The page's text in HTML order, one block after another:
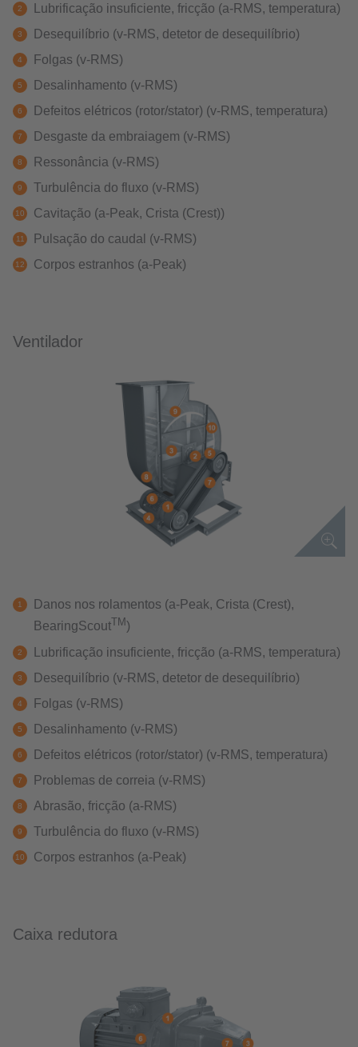
Lubrificação insuficiente, fricção (a-RMS, temperatura)
Desequilíbrio (v-RMS, detetor de desequilíbrio)
Folgas (v-RMS)
Desalinhamento (v-RMS)
Defeitos elétricos (rotor/stator) (v-RMS, temperatura)
Desgaste da embraiagem (v-RMS)
Ressonância (v-RMS)
Turbulência do fluxo (v-RMS)
Cavitação (a-Peak, Crista (Crest))
Pulsação do caudal (v-RMS)
Corpos estranhos (a-Peak)
Ventilador
Danos nos rolamentos (a-Peak, Crista (Crest),
BearingScoutTM )
Lubrificação insuficiente, fricção (a-RMS, temperatura)
Desequilíbrio (v-RMS, detetor de desequilíbrio)
Folgas (v-RMS)
Desalinhamento (v-RMS)
Defeitos elétricos (rotor/stator) (v-RMS, temperatura)
Problemas de correia (v-RMS)
Abrasão, fricção (a-RMS)
Turbulência do fluxo (v-RMS)
Corpos estranhos (a-Peak)
Caixa redutora